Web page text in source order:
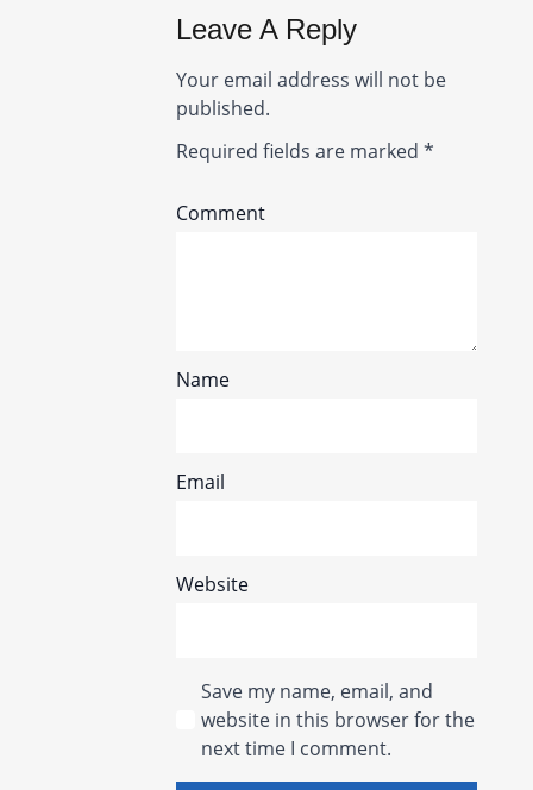
Leave A Reply
Your email address will not be
published.
Required fields are marked*
Comment
Name
Email
Website
Save my name, email, and
website in this browser for the
next time I comment.